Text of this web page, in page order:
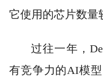
它使用的芯片数量
过往一年，
有竞争力的AI模